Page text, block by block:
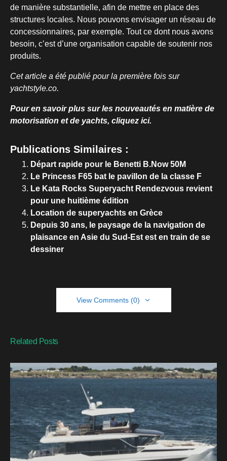
de manière substantielle, afin de mettre en place des
structures locales. Nous pouvons envisager un réseau de
concessionnaires, par exemple. Tout ce dont nous avons
besoin, c’est d’une organisation capable de soutenir nos
produits.
Cet article a été publié pour la première fois sur
yachtstyle.co.
Pour en savoir plus sur les nouveautés en matière de
motorisation et de yachts, cliquez ici.
Publications Similaires :
Départ rapide pour le Benetti B.Now 50M
Le Princess F65 bat le pavillon de la classe F
Le Kata Rocks Superyacht Rendezvous revient
pour une huitième édition
Location de superyachts en Grèce
Depuis 30 ans, le paysage de la navigation de
plaisance en Asie du Sud-Est est en train de se
dessiner
View Comments (0)
Related Posts